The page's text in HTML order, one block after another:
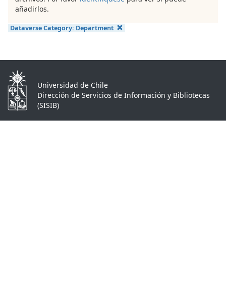
añadirlos.
Dataverse Category: Department
Universidad de Chile
Dirección de Servicios de Información y Bibliotecas
(SISIB)